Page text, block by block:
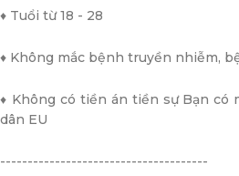
♦️ Tuổi từ 18 - 28
♦️ Không mắc bệnh truyền nhiễm,
♦️ Không có tiền án tiền sự Bạn có
dân EU
--------------------------------------